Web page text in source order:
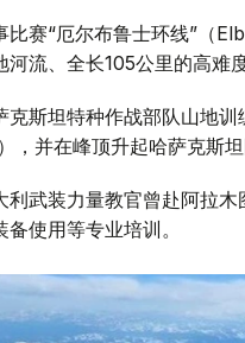
比赛“厄尔布鲁士环线”（
河流、全长105公里的高难度
克斯坦特种作战部队山地
，并在峰顶升起哈萨克斯
利武装力量教官曾赴阿拉
备使用等专业培训。